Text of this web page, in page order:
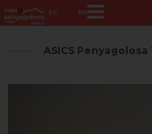
ES EN
ASICS